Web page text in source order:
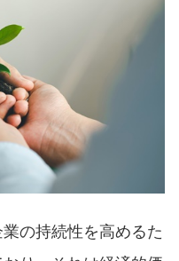
の持続性を高めるた